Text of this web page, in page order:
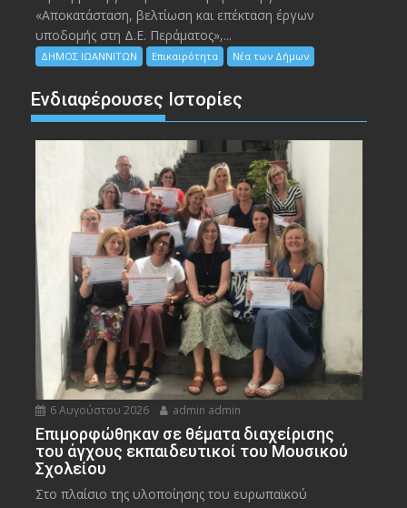
«Αποκατάσταση, βελτίωση και επέκταση έργων
υποδομής στη Δ.Ε. Περάματος»,...
ΔΗΜΟΣ ΙΩΑΝΝΙΤΩΝ Επικαιρότητα Νέα των Δήμων
Ενδιαφέρουσες Ιστορίες
6 Αυγούστου 2026 admin admin
Eπιμορφώθηκαν σε θέματα διαχείρισης
του άγχους εκπαιδευτικοί του Μουσικού
Σχολείου
Στο πλαίσιο της υλοποίησης του ευρωπαϊκού